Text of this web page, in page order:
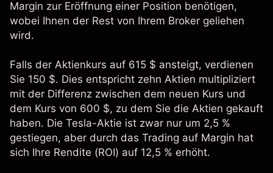
Margin zur Eröffnung einer Position benötigen,
wobei Ihnen der Rest von Ihrem Broker geliehen
wird.
Falls der Aktienkurs auf 615 $ ansteigt, verdienen
Sie 150 $. Dies entspricht zehn Aktien multipliziert
mit der Differenz zwischen dem neuen Kurs und
dem Kurs von 600 $, zu dem Sie die Aktien gekauft
haben. Die Tesla-Aktie ist zwar nur um 2,5 %
gestiegen, aber durch das Trading auf Margin hat
sich Ihre Rendite (ROI) auf 12,5 % erhöht.